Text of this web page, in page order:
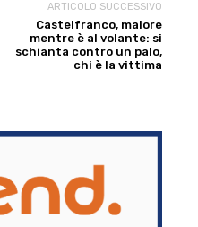
ARTICOLO SUCCESSIVO
Castelfranco, malore
mentre è al volante: si
schianta contro un palo,
chi è la vittima